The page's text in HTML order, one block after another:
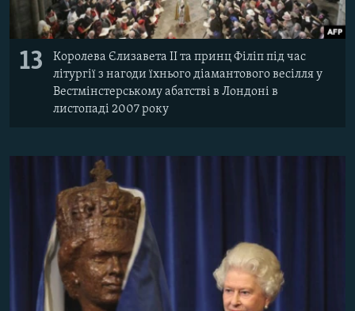
13
Королева Єлизавета II та принц Філіп під час
літургії з нагоди їхнього діамантового весілля у
Вестмінстерському абатстві в Лондоні в
листопаді 2007 року